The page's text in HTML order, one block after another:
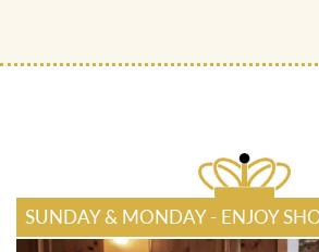
SUNDAY & MONDAY - ENJOY